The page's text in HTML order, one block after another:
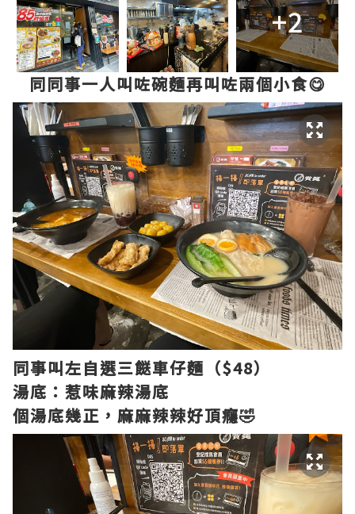
+2
同同事一人叫咗碗麵再叫咗兩個小食😋
同事叫左自選三餸車仔麵（$48）
湯底：惹味麻辣湯底
個湯底幾正，麻麻辣辣好頂癮🤣